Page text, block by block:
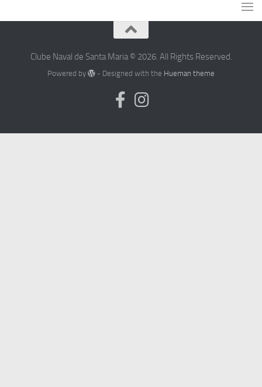
Clube Naval de Santa Maria © 2026. All Rights Reserved.
Powered by - Designed with the Hueman theme